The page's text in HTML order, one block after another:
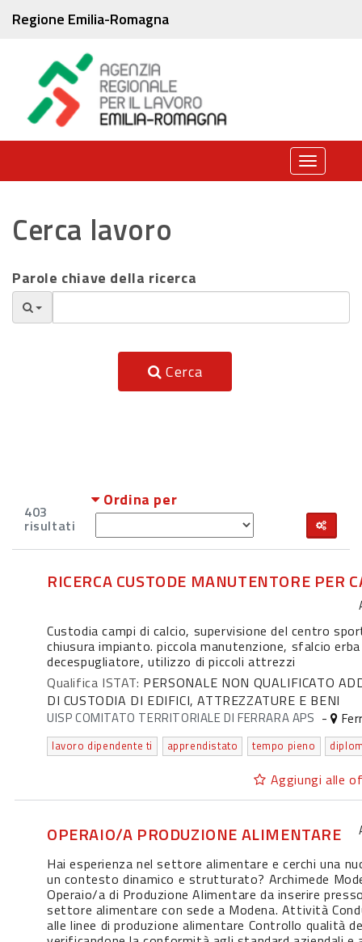
Regione Emilia-Romagna
Toggle
Cerca lavoro
Parole chiave della ricerca
Cerca
403
risultati
Ordina per
RICERCA CUSTODE MANUTENTORE PER
Custodia campi di calcio, supervisione del centro
chiusura impianto. piccola manutenzione, sfalcio
decespugliatore, utilizzo di piccoli attrezzi
Qualifica ISTAT: PERSONALE NON QUALIFICATO
DI CUSTODIA DI EDIFICI, ATTREZZATURE E BENI
UISP COMITATO TERRITORIALE DI FERRARA APS -
lavoro dipendente ti apprendistato tempo pieno
Aggiungi alle
OPERAIO/A PRODUZIONE ALIMENTARE
Hai esperienza nel settore alimentare e cerchi una
un contesto dinamico e strutturato? Archimede
Operaio/a di Produzione Alimentare da inserire
settore alimentare con sede a Modena. Attività
alle linee di produzione alimentare Controllo qualità